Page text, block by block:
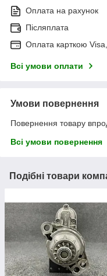
Оплата на рахунок
Післяплата
Оплата карткою
Всі умови оплати
Умови повернення
Повернення товару
Всі умови повернення
Подібні товари